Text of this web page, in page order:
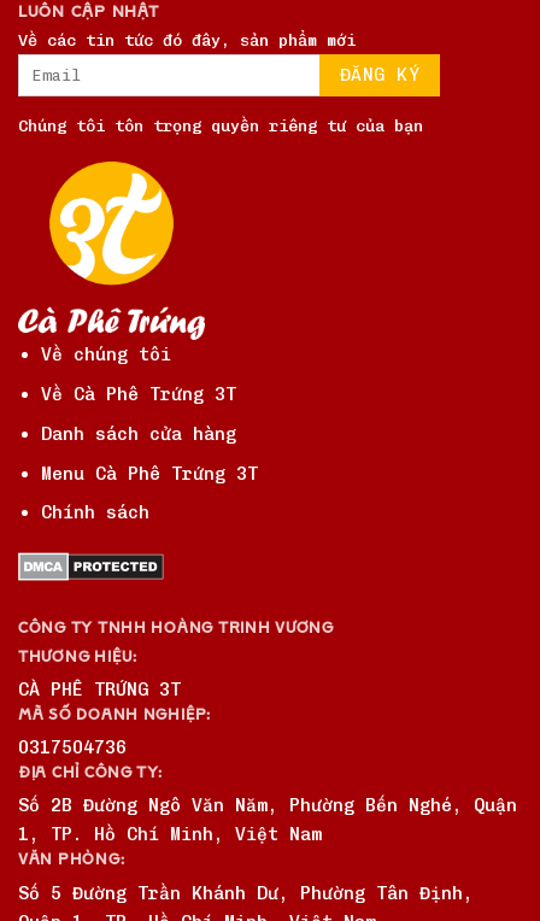
LUÔN CẬP NHẬT
Về các tin tức đó đây, sản phẩm mới
Chúng tôi tôn trọng quyền riêng tư của bạn
Về chúng tôi
Về Cà Phê Trứng 3T
Danh sách cửa hàng
Menu Cà Phê Trứng 3T
Chính sách
CÔNG TY TNHH HOÀNG TRINH VƯƠNG
THƯƠNG HIỆU:
CÀ PHÊ TRỨNG 3T
MÃ SỐ DOANH NGHIỆP:
0317504736
ĐỊA CHỈ CÔNG TY:
Số 2B Đường Ngô Văn Năm, Phường Bến Nghé, Quận
1, TP. Hồ Chí Minh, Việt Nam
VĂN PHÒNG:
Số 5 Đường Trần Khánh Dư, Phường Tân Định,